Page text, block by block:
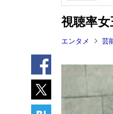
視聴率
エンタメ 芸